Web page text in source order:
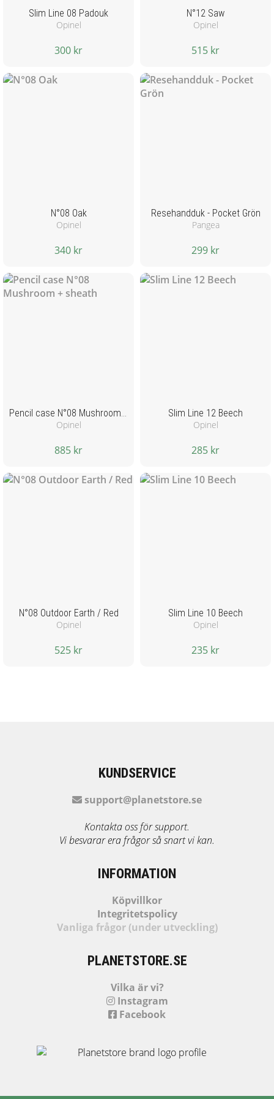
Slim Line 08 Padouk
Opinel
300 kr
N°12 Saw
Opinel
515 kr
N°08 Oak
Opinel
340 kr
Resehandduk - Pocket Grön
Pangea
299 kr
Pencil case N°08 Mushroom + sheath
Opinel
885 kr
Slim Line 12 Beech
Opinel
285 kr
N°08 Outdoor Earth / Red
Opinel
525 kr
Slim Line 10 Beech
Opinel
235 kr
KUNDSERVICE
support@planetstore.se
Kontakta oss för support.
Vi besvarar era frågor så snart vi kan.
INFORMATION
Köpvillkor
Integritetspolicy
Vanliga frågor (under utveckling)
PLANETSTORE.SE
Vilka är vi?
Instagram
Facebook